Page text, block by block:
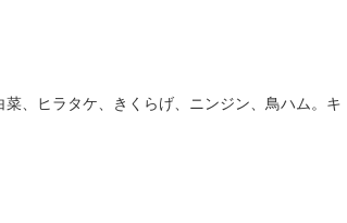
、ヒラタケ、きくらげ、ニンジン、鳥ハム。キ